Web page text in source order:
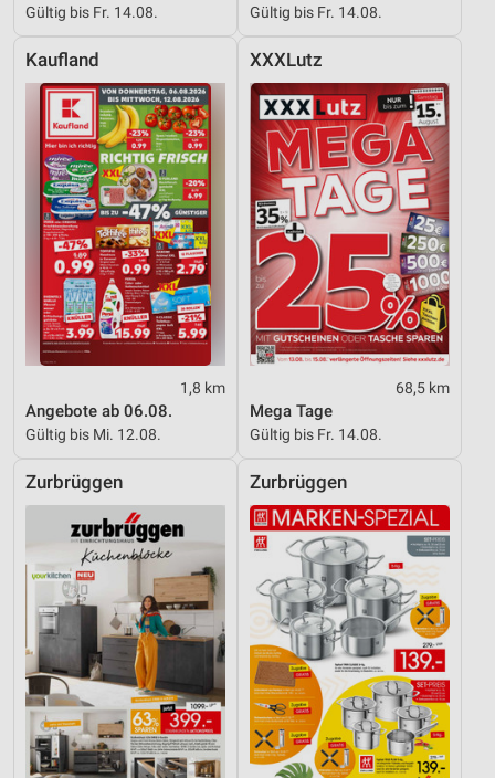
Gültig bis Fr. 14.08. Gültig bis Fr. 14.08.
Kaufland
1,8 km
Angebote ab 06.08.
Gültig bis Mi. 12.08.
XXXLutz
68,5 km
Mega Tage
Gültig bis Fr. 14.08.
Zurbrüggen Zurbrüggen